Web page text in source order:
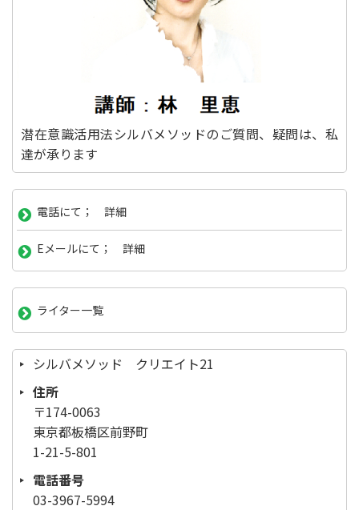
潜在意識活用法シルバメソッドのご質問、疑問は、私
達が承ります
電話にて； 詳細
Eメールにて； 詳細
ライター一覧
シルバメソッド クリエイト21
住所
〒174-0063
東京都板橋区前野町
1-21-5-801
電話番号
03-3967-5994